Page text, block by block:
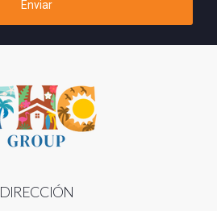
Enviar
DIRECCIÓN